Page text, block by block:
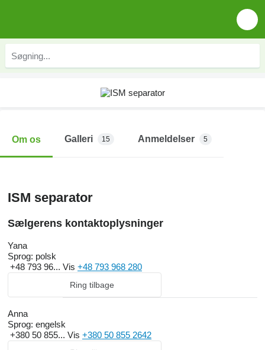
Om os Galleri 15 Anmeldelser 5
ISM separator
Sælgerens kontaktoplysninger
Yana
Sprog: polsk
+48 793 96... Vis +48 793 968 280
Ring tilbage
Anna
Sprog: engelsk
+380 50 855... Vis +380 50 855 2642